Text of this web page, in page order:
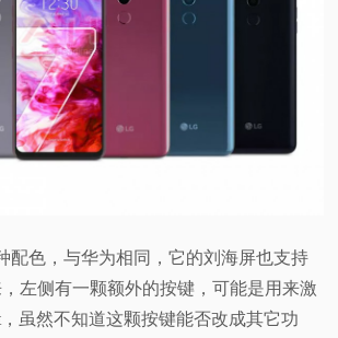
配色，与华为相同，它的刘海屏也支持
左侧有一颗额外的按键，可能是用来激
，虽然不知道这颗按键能否改成其它功